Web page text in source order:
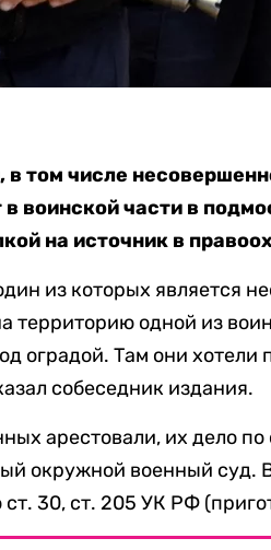
том числе
в воинской части в
на источник в
из которых является
территорию одной из
оградой. Там они
собеседник издания.
арестовали, их дело по
окружной военный суд.
30, ст. 205 УК РФ